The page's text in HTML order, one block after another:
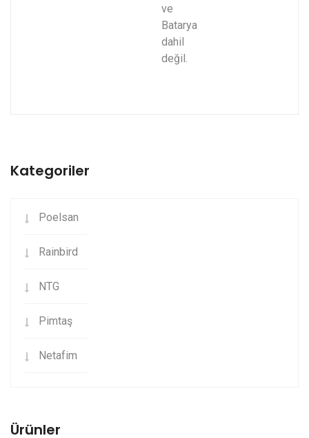
ve
Batarya
dahil
değil.
Kategoriler
Poelsan
Rainbird
NTG
Pimtaş
Netafim
Ürünler